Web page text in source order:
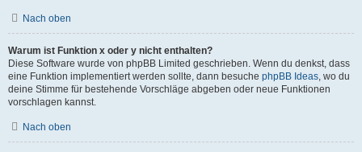
Nach oben
Warum ist Funktion x oder y nicht enthalten?
Diese Software wurde von phpBB Limited geschrieben. Wenn du denkst, dass
eine Funktion implementiert werden sollte, dann besuche phpBB Ideas , wo du
deine Stimme für bestehende Vorschläge abgeben oder neue Funktionen
vorschlagen kannst.
Nach oben